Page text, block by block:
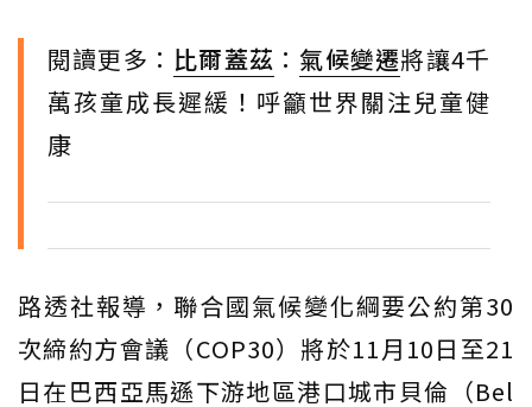
閱讀更多： 比爾蓋茲 ： 氣候變遷將讓4千
萬孩童成長遲緩！呼籲世界關注兒童健
康
路透社報導，聯合國氣候變化綱要公約第30
次締約方會議（COP30）將於11月10日至21
日在巴西亞馬遜下游地區港口城市貝倫（Bel